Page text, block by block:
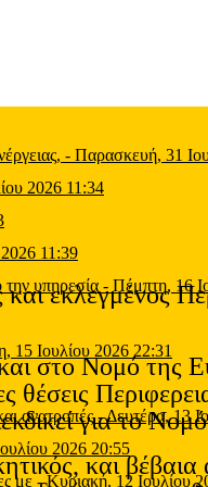
- Παρασκευή, 31
2026 11:34
11:39
υπηρεσία - Πέμπτη, 16
15 Ιουλίου 2026 22:31
ανατροπές-Δευτέρα, 13
2026 20:55
με -Κυριακή, 12 Ιουλίου
εκλεγμένος
στο Νομό της
για το
και